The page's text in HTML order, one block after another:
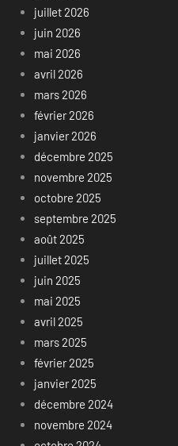
juillet 2026
juin 2026
mai 2026
avril 2026
mars 2026
février 2026
janvier 2026
décembre 2025
novembre 2025
octobre 2025
septembre 2025
août 2025
juillet 2025
juin 2025
mai 2025
avril 2025
mars 2025
février 2025
janvier 2025
décembre 2024
novembre 2024